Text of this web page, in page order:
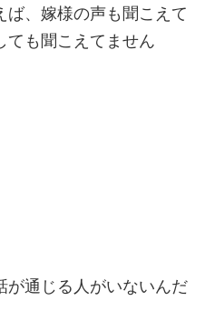
、嫁様の声も聞こえて
ても聞こえてません
が通じる人がいないんだ